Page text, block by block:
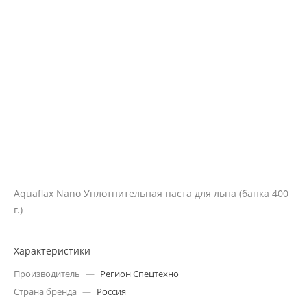
Aquaflax Nano Уплотнительная паста для льна (банка 400
г.)
Характеристики
Производитель — Регион Спецтехно
Страна бренда — Россия